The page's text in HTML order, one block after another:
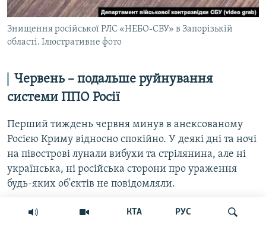
КТА РУС
Знищення російської РЛС «НЕБО-СВУ» в Запорізькій
області. Ілюстративне фото
Червень – подальше руйнування
системи ППО Росії
Перший тиждень червня минув в анексованому
Росією Криму відносно спокійно. У деякі дні та ночі
на півострові лунали вибухи та стрілянина, але ні
українська, ні російська сторони про ураження
будь-яких об'єктів не повідомляли.
6 червня було завдано удару по російському